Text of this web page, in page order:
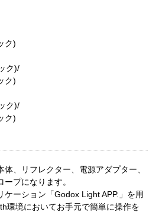
ク)
ク)/
ク)
ク)/
ク)
、リフレクター、電源アダプター、
プになります。
ケーション「Godox Light APP.」を用
環境においてお手元で簡単に操作を